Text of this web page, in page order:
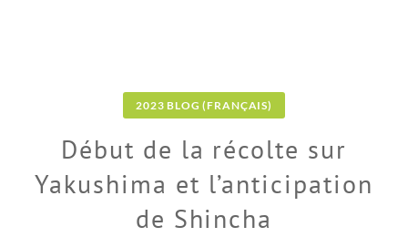
2023 BLOG (FRANÇAIS)
Début de la récolte sur
Yakushima et l’anticipation
de Shincha